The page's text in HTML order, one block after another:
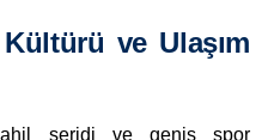
ve Ulaşım
şeridi ve geniş spor